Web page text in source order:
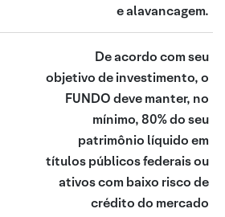
e alavancagem.
De acordo com seu
objetivo de investimento, o
FUNDO deve manter, no
mínimo, 80% do seu
patrimônio líquido em
títulos públicos federais ou
ativos com baixo risco de
crédito do mercado